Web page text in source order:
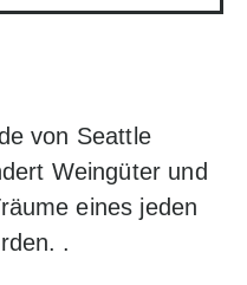
von Seattle
Weingüter und
eines jeden
.